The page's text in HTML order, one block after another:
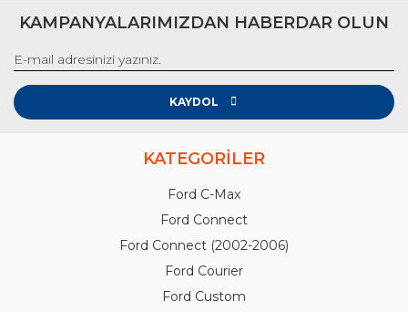
KAMPANYALARIMIZDAN HABERDAR OLUN
KAYDOL
KATEGORİLER
Ford C-Max
Ford Connect
Ford Connect (2002-2006)
Ford Courier
Ford Custom